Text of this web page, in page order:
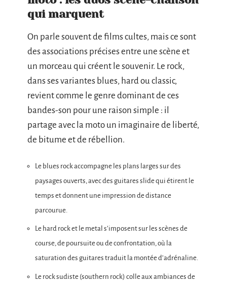
qui marquent
On parle souvent de films cultes, mais ce sont
des associations précises entre une scène et
un morceau qui créent le souvenir. Le rock,
dans ses variantes blues, hard ou classic,
revient comme le genre dominant de ces
bandes-son pour une raison simple : il
partage avec la moto un imaginaire de liberté,
de bitume et de rébellion.
Le blues rock accompagne les plans larges sur des
paysages ouverts, avec des guitares slide qui étirent le
temps et donnent une impression de distance
parcourue.
Le hard rock et le metal s’imposent sur les scènes de
course, de poursuite ou de confrontation, où la
saturation des guitares traduit la montée d’adrénaline.
Le rock sudiste (southern rock) colle aux ambiances de